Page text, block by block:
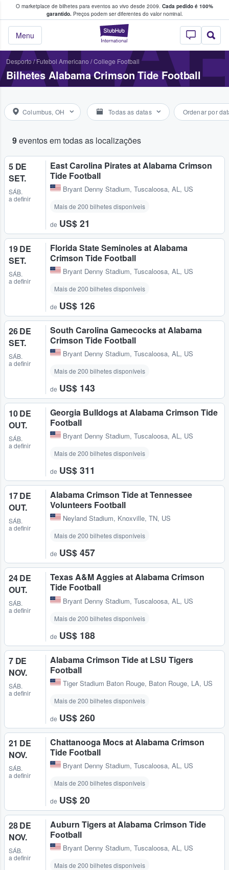
O marketplace de bilhetes para eventos ao vivo desde 2009. Cada pedido é 100%
garantido.Preços podem ser diferentes do valor nominal.
StubHub – onde
Menu
fãs compram e vendem bilhetes
Desporto/Futebol Americano /College Football
Bilhetes Alabama Crimson Tide Football
Columbus, OH Todas as datas Ordenar por
9eventos em todas as localizações
5 DE
SET.
SÁB.
a definir
East Carolina Pirates at Alabama Crimson
Tide Football
Bryant Denny Stadium, Tuscaloosa, AL, US
Mais de 200 bilhetes disponíveis
de US$ 21
19 DE
SET.
SÁB.
a definir
Florida State Seminoles at Alabama
Crimson Tide Football
Bryant Denny Stadium, Tuscaloosa, AL, US
Mais de 200 bilhetes disponíveis
de US$ 126
26 DE
SET.
SÁB.
a definir
South Carolina Gamecocks at Alabama
Crimson Tide Football
Bryant Denny Stadium, Tuscaloosa, AL, US
Mais de 200 bilhetes disponíveis
de US$ 143
10 DE
OUT.
SÁB.
a definir
Georgia Bulldogs at Alabama Crimson Tide
Football
Bryant Denny Stadium, Tuscaloosa, AL, US
Mais de 200 bilhetes disponíveis
de US$ 311
17 DE
OUT.
SÁB.
a definir
Alabama Crimson Tide at Tennessee
Volunteers Football
Neyland Stadium, Knoxville, TN, US
Mais de 200 bilhetes disponíveis
de US$ 457
24 DE
OUT.
SÁB.
a definir
Texas A&M Aggies at Alabama Crimson
Tide Football
Bryant Denny Stadium, Tuscaloosa, AL, US
Mais de 200 bilhetes disponíveis
de US$ 188
7 DE
NOV.
SÁB.
a definir
Alabama Crimson Tide at LSU Tigers
Football
Tiger Stadium Baton Rouge, Baton Rouge, LA, US
Mais de 200 bilhetes disponíveis
de US$ 260
21 DE
NOV.
SÁB.
a definir
Chattanooga Mocs at Alabama Crimson
Tide Football
Bryant Denny Stadium, Tuscaloosa, AL, US
Mais de 200 bilhetes disponíveis
de US$ 20
28 DE
NOV.
SÁB.
a definir
Auburn Tigers at Alabama Crimson Tide
Football
Bryant Denny Stadium, Tuscaloosa, AL, US
Mais de 200 bilhetes disponíveis